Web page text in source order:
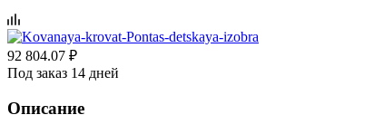
92 804.07 ₽
Под заказ 14 дней
Описание